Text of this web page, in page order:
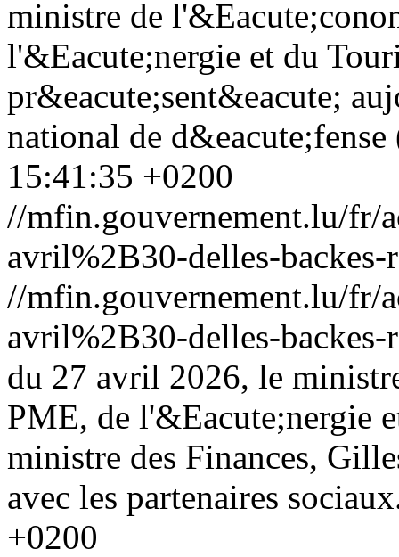
ministre de
l'&Eacute;nergie et du
pr&eacute;sent&eacute;
national de
15:41:35 +0200
//mfin.gouvernement.lu/fr/
avril%2B30-delles-
//mfin.gouvernement.lu/fr/
avril%2B30-delles-
du 27 avril 2026, le
PME, de l'&Eacute;nergie
ministre des Finances,
avec les partenaires
+0200